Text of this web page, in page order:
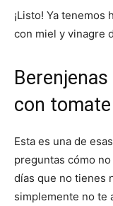
¡Listo! Ya tenemos
con miel y vinagre
con
Esta es una de
preguntas cómo
días que no tienes
simplemente no te